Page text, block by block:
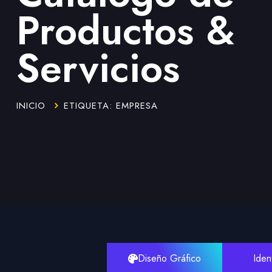
Productos &
Servicios
INICIO ETIQUETA: EMPRESA
Diseño Gráfico